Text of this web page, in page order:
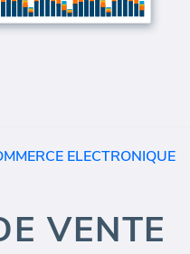
ELECTRONIQUE
VENTE